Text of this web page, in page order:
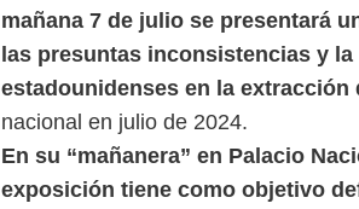
mañana 7 de julio se presentará
las presuntas inconsistencias y
estadounidenses en la extracción
nacional en julio de 2024.
En su “mañanera” en Palacio
exposición tiene como objetivo